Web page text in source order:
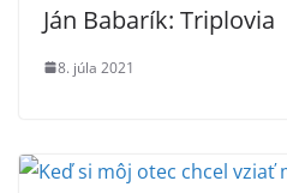
Ján Babarík: Triplovia
8. júla 2021